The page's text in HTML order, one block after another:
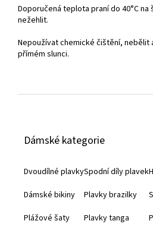
Doporučená teplota praní do 40°C
nežehlit.
Nepoužívat chemické čištění, nebělit
přímém slunci.
Dámské kategorie
Dvoudílné plavky
Dámské bikiny
Plážové šaty
Spodní díly plavek
Plavky brazilky
Plavky tanga